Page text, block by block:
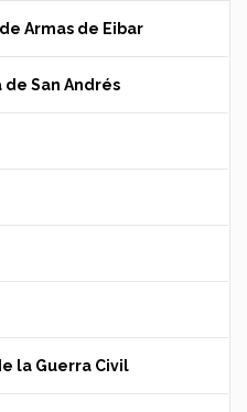
Armas de Eibar
de San Andrés
la Guerra Civil